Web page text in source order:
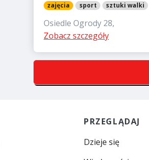
zajęcia sport sztuki walki
Osiedle Ogrody 28,
Zobacz szczegóły
PRZEGLĄDAJ
Dzieje się